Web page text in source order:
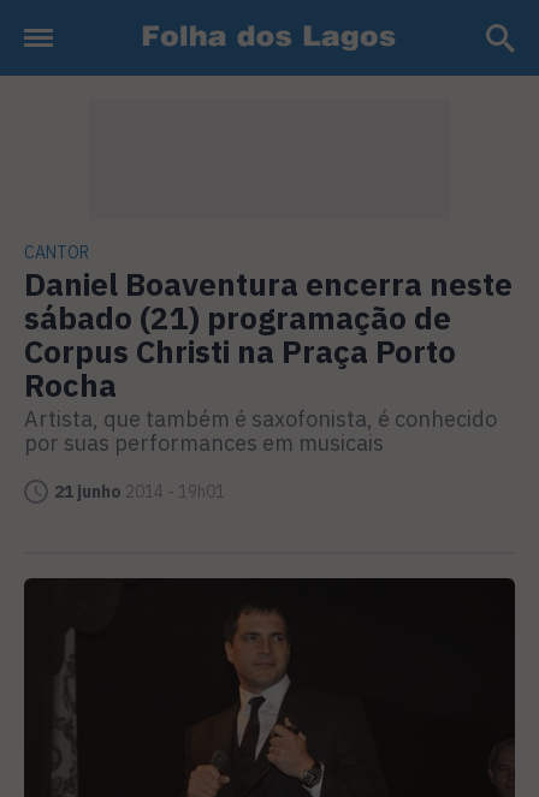
CANTOR
Daniel Boaventura encerra neste
sábado (21) programação de
Corpus Christi na Praça Porto
Rocha
Artista, que também é saxofonista, é conhecido
por suas performances em musicais
21 junho 2014 - 19h01